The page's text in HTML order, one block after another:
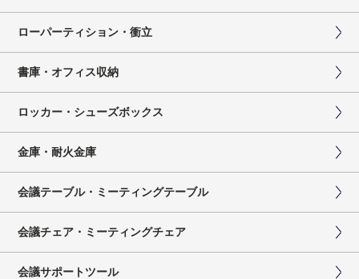
ローパーティション・衝立
書庫・オフィス収納
ロッカー・シューズボックス
金庫・耐火金庫
会議テーブル・ミーティングテーブル
会議チェア・ミーティングチェア
会議サポートツール